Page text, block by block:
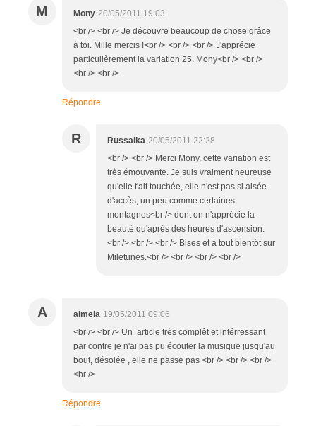
M Mony 20/05/2011 19:03
<br /> <br /> Je découvre beaucoup de chose grâce
à toi. Mille mercis !<br /> <br /> <br /> J'apprécie
particulièrement la variation 25. Mony<br /> <br />
<br /> <br />
Répondre
R Russalka 20/05/2011 22:28
<br /> <br /> Merci Mony, cette variation est
très émouvante. Je suis vraiment heureuse
qu'elle t'ait touchée, elle n'est pas si aisée
d'accès, un peu comme certaines
montagnes<br /> dont on n'apprécie la
beauté qu'après des heures d'ascension.
<br /> <br /> <br /> Bises et à tout bientôt sur
Miletunes.<br /> <br /> <br /> <br />
A aimela 19/05/2011 09:06
<br /> <br /> Un article très complêt et intérressant
par contre je n'ai pas pu écouter la musique jusqu'au
bout, désolée , elle ne passe pas <br /> <br /> <br />
<br />
Répondre